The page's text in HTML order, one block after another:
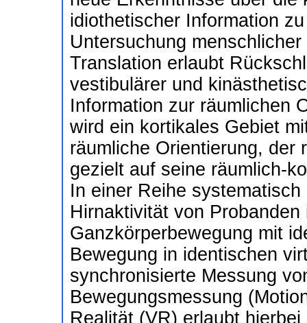
idiothetischer Information
Untersuchung
Translation erlaubt
vestibulärer und
Information zur räumlichen
wird ein kortikales Gebiet
räumliche Orientierung, der
gezielt auf seine räumlich-
In einer Reihe
Hirnaktivität von
Ganzkörperbewegung mit
Bewegung in identischen
synchronisierte Messung
Bewegungsmessung
Realität (VR) erlaubt